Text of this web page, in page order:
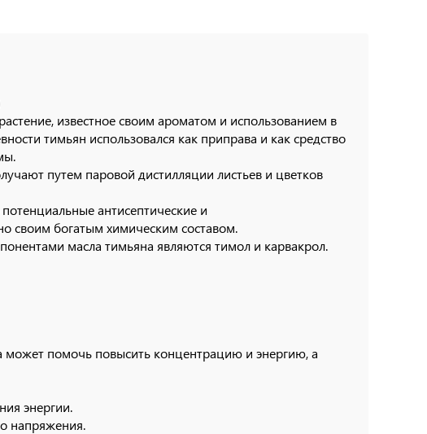
известное своим ароматом и использованием в
тимьян использовался как приправа и как средство
путем паровой дистилляции листьев и цветков
антисептические и
своим богатым химическим составом.
масла тимьяна являются тимол и карвакрол.
может помочь повысить концентрацию и энергию, а
энергии.
напряжения.